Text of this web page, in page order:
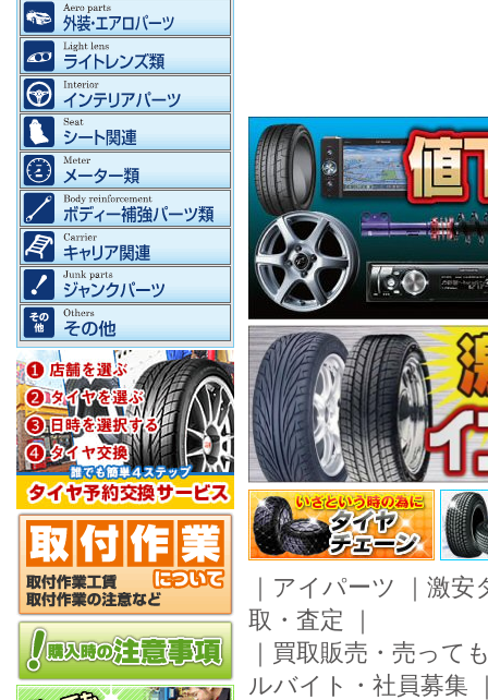
｜ アイパーツ ｜ 激安
取・査定 ｜
｜ 買取販売・売って
ルバイト・社員募集